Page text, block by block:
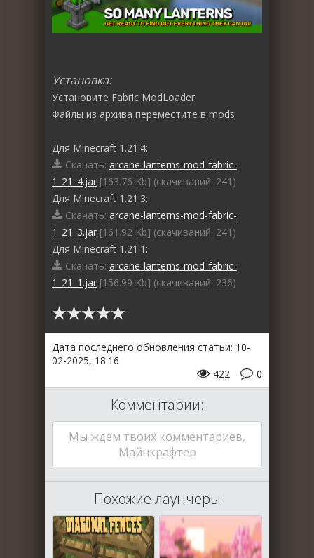
Установка:
Установите Fabric ModLoader
Файлы из архива переместите в mods
Для Minecraft 1.21.4:
Скачать: arcane-lanterns-mod-fabric-
1_21_4.jar [163.76 Kb] (cкачиваний: 241)
Для Minecraft 1.21.3:
Скачать: arcane-lanterns-mod-fabric-
1_21_3.jar [161.92 Kb] (cкачиваний: 241)
Для Minecraft 1.21.1:
Скачать: arcane-lanterns-mod-fabric-
1_21_1.jar [156.99 Kb] (cкачиваний: 236)
Дата последнего обновления статьи: 10-
02-2025, 18:16
0
422
Комментарии:
Мы ждем твоих комментариев,
Майнкрафтер
Похожие лаунчеры